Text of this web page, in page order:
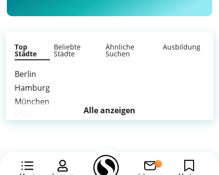
Top
Städte
Beliebte
Städte
Ähnliche
Suchen
Ausbildung
Berlin
Hamburg
München
Leipzig
Alle anzeigen